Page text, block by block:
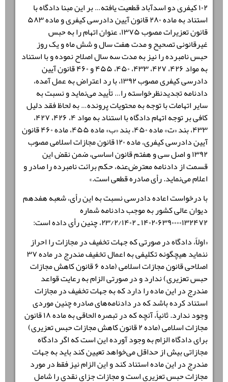
۱۰۲ کیفری دو اسدآباد قطعیت یافته… بر این مبنا دادگاه با
استناد به ماده ۲۸۰ قانون آیین دادرسی کیفری و ماده ۵۸۳
قانون تعزیرات مصوب ۱۳۷۵، عنوان اتهام را به حبس
غیرقانونی تصحیح و مدت هفت سال و شش ماه و یک روز
حبس نامبرده را نیز به مدت سه سال اصلاح نموده و با استناد
به مواد ۴۲۶، ۴۲۷، ۴۳۳، ۴۵۰، ۴۵۵ و ۴۶۰ قانون آیین
دادرسی کیفری مصوب ۱۳۹۲، با رد اعتراض به عمل آمده،
دادنامه تجدیدنظرخواسته را… تأیید می‌نماید و نسبت به
سایر اتهامات با توجه به محتویات پرونده… به لحاظ فقد دلیل
کافی بر توجه اتهام دادگاه با استناد به مواد ۴، ۴۲۶، ۴۲۷،
۴۳۳، بند «ت» ماده ۴۵۰، بند «ب» ماده ۴۵۵، ماده ۴۶۰ قانون
آیین دادرسی کیفری، ماده ۱۲۰ قانون مجازات اسلامی مصوب
۱۳۹۲ و اصل سی و هفتم قانون اساسی، ضمن نقض این
قسمت از دادنامه معترض‌عنه، حکم برائت نامبرده را صادر و
اعلام می‌نماید. رأی صادره قطعی است.»
با درخواست اعاده دادرسی نسبت به این رأی، شعبه هفدهم
دیوان عالی کشور به موجب دادنامه شماره
۱۴۰۲۰۶۳۹۰۰۰۰۱۳۲۴۷۲ ـ ۲۳/۲/۱۴۰۲، چنین رأی داده است:
«اولاً، دادگاه در صورتی که جهات تخفیف در مجازات را احراز
ننماید هیچگونه تکلیفی به اعمال تخفیف مندرج در ماده ۳۷
اصلاحی قانون مجازات اسلامی (ماده ۶ قانون کاهش مجازات
حبس تعزیری) ندارد و در صورتی الزام به رعایت قواعد
مندرج در این ماده را دارد که به جهات تخفیف در مجازات
استناد کرده باشد که در دادنامه‌های صادره چنین موردی
وجود ندارد. ثانیاً، آنچه که در تبصره الحاقی به ماده ۱۸ قانون
مجازات اسلامی (ماده ۲ قانون کاهش مجازات حبس تعزیری)
برای دادگاه الزام به وجود آورده این است که اگر دادگاه
مجازاتی بیش از حداقل می‌خواهد تعیین کند باید به جهات
مندرج در این ماده استناد کند و این الزام نیز فقط در مورد
مجازات حبس تعزیری است و مجازات جزای نقدی را شامل